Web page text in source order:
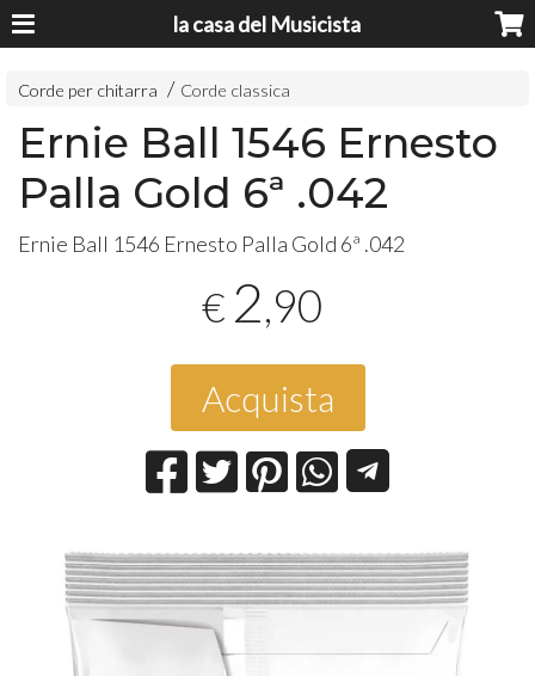
la casa del Musicista
Corde per chitarra Corde classica
Ernie Ball 1546 Ernesto
Palla Gold 6ª .042
Ernie Ball 1546 Ernesto Palla Gold 6ª .042
€ 2,90
Acquista